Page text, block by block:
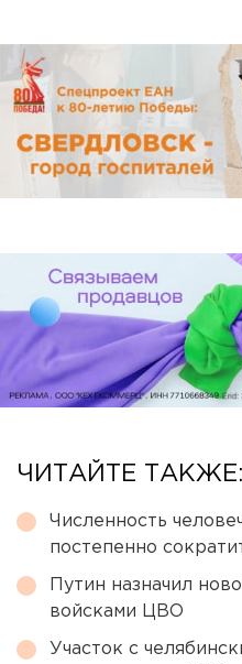
ЧИТАЙТЕ ТАКЖЕ:
Численность
постепенно
Путин назначил
войсками ЦВО
Участок с